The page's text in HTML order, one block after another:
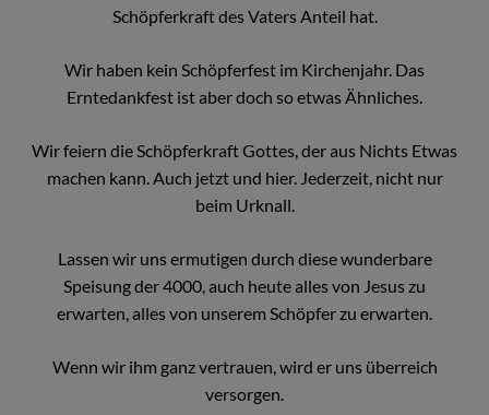
Schöpferkraft des Vaters Anteil hat.
Wir haben kein Schöpferfest im Kirchenjahr. Das
Erntedankfest ist aber doch so etwas Ähnliches.
Wir feiern die Schöpferkraft Gottes, der aus Nichts Etwas
machen kann. Auch jetzt und hier. Jederzeit, nicht nur
beim Urknall.
Lassen wir uns ermutigen durch diese wunderbare
Speisung der 4000, auch heute alles von Jesus zu
erwarten, alles von unserem Schöpfer zu erwarten.
Wenn wir ihm ganz vertrauen, wird er uns überreich
versorgen.